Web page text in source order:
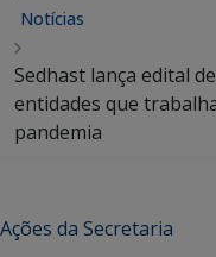
Notícias
Sedhast lança edital
entidades que
pandemia
Ações da Secretaria